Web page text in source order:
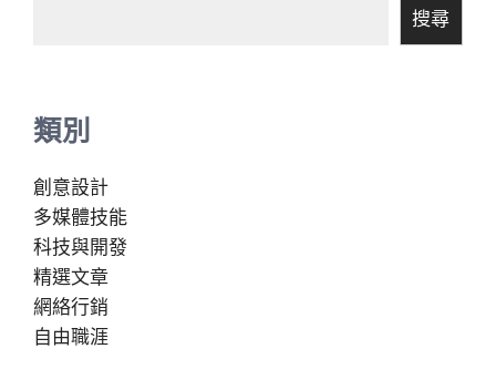
搜尋
類別
創意設計
多媒體技能
科技與開發
精選文章
網絡行銷
自由職涯